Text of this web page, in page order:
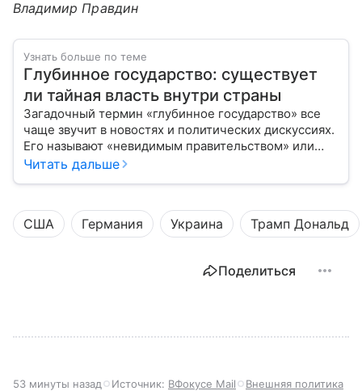
Владимир Правдин
Узнать больше по теме
Глубинное государство: существует
ли тайная власть внутри страны
Загадочный термин «глубинное государство» все
чаще звучит в новостях и политических дискуссиях.
Его называют «невидимым правительством» или
«тайной сетью элит», которая якобы управляет
Читать дальше
США Германия Украина Трамп Дональд
Поделиться
53 минуты назад Источник: ВФокусе Mail Внешняя политика